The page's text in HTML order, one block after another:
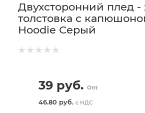
Двухсторонний плед -
толстовка с
Hoodie Серый
39руб. Опт
46.80 руб. с НДС